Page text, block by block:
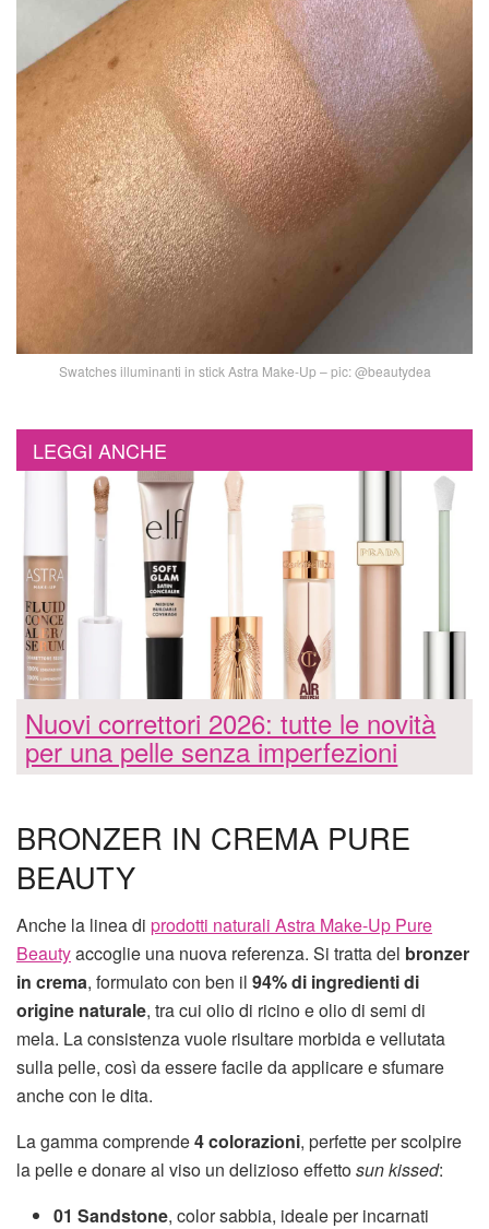
Swatches illuminanti in stick Astra Make-Up – pic: @beautydea
LEGGI ANCHE
Nuovi correttori 2026: tutte le novità
per una pelle senza imperfezioni
BRONZER IN CREMA PURE
BEAUTY
Anche la linea di prodotti naturali Astra Make-Up Pure
Beautyaccoglie una nuova referenza. Si tratta del bronzer
in crema, formulato con ben il 94% di ingredienti di
origine naturale, tra cui olio di ricino e olio di semi di
mela. La consistenza vuole risultare morbida e vellutata
sulla pelle, così da essere facile da applicare e sfumare
anche con le dita.
La gamma comprende4 colorazioni, perfette per scolpire
la pelle e donare al viso un delizioso effettosun kissed:
01 Sandstone, color sabbia, ideale per incarnati